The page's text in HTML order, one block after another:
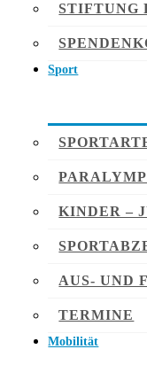
STIFTUNG
Sport
KINDER –
AUS- UND
TERMINE
Mobilität